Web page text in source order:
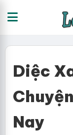
Diệc
Nay